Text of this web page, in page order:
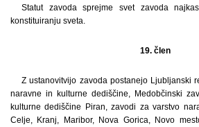
Statut zavoda sprejme svet zavoda
konstituiranju sveta.
19. člen
Z ustanovitvijo zavoda postanejo Ljubljanski
naravne in kulturne dediščine, Medobčinski
kulturne dediščine Piran, zavodi za varstvo
Celje, Kranj, Maribor, Nova Gorica, Novo